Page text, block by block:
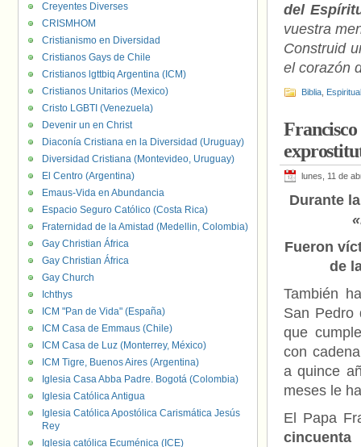
del
vuestra
Construid
el corazón
Biblia
lunes, 11 de
Durante
Fueron
de
También
San Pedro
que
con
a quince
meses le
El Papa
Creyentes Diverses
CRISMHOM
Cristianismo en Diversidad
Cristianos Gays de Chile
Cristianos lgttbiq Argentina (ICM)
Cristianos Unitarios (Mexico)
Cristo LGBTI (Venezuela)
Devenir un en Christ
Diaconía Cristiana en la Diversidad (Uruguay)
Diversidad Cristiana (Montevideo, Uruguay)
El Centro (Argentina)
Emaus-Vida en Abundancia
Espacio Seguro Católico (Costa Rica)
Fraternidad de la Amistad (Medellin, Colombia)
Gay Christian África
Gay Christian África
Gay Church
Ichthys
ICM "Pan de Vida" (España)
ICM Casa de Emmaus (Chile)
ICM Casa de Luz (Monterrey, México)
ICM Tigre, Buenos Aires (Argentina)
Iglesia Casa Abba Padre. Bogotá (Colombia)
Iglesia Católica Antigua
Iglesia Católica Apostólica Carismática Jesús
Rey
Iglesia católica Ecuménica (ICE)